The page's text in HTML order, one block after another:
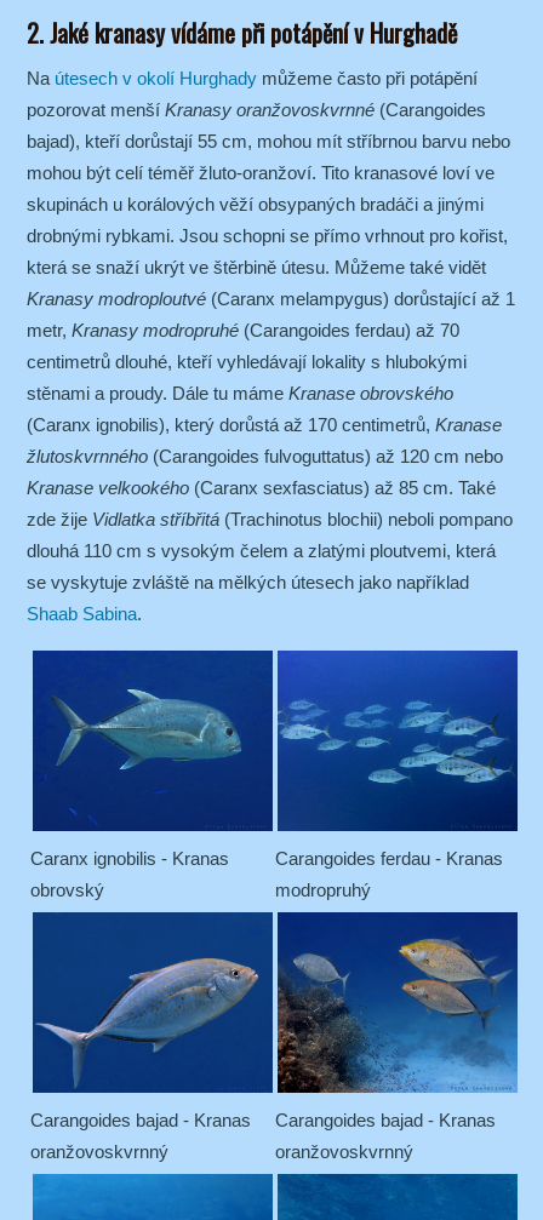
2. Jaké kranasy vídáme při potápění v Hurghadě
Na útesech v okolí Hurghady můžeme často při potápění
pozorovat menší Kranasy oranžovoskvrnné (Carangoides
bajad), kteří dorůstají 55 cm, mohou mít stříbrnou barvu nebo
mohou být celí téměř žluto-oranžoví. Tito kranasové loví ve
skupinách u korálových věží obsypaných bradáči a jinými
drobnými rybkami. Jsou schopni se přímo vrhnout pro kořist,
která se snaží ukrýt ve štěrbině útesu. Můžeme také vidět
Kranasy modroploutvé (Caranx melampygus) dorůstající až 1
metr, Kranasy modropruhé (Carangoides ferdau) až 70
centimetrů dlouhé, kteří vyhledávají lokality s hlubokými
stěnami a proudy. Dále tu máme Kranase obrovského
(Caranx ignobilis), který dorůstá až 170 centimetrů, Kranase
žlutoskvrnného (Carangoides fulvoguttatus) až 120 cm nebo
Kranase velkookého (Caranx sexfasciatus) až 85 cm. Také
zde žije Vidlatka stříbřitá (Trachinotus blochii) neboli pompano
dlouhá 110 cm s vysokým čelem a zlatými ploutvemi, která
se vyskytuje zvláště na mělkých útesech jako například
Shaab Sabina.
Caranx ignobilis - Kranas
obrovský
Carangoides ferdau - Kranas
modropruhý
Carangoides bajad - Kranas
oranžovoskvrnný
Carangoides bajad - Kranas
oranžovoskvrnný